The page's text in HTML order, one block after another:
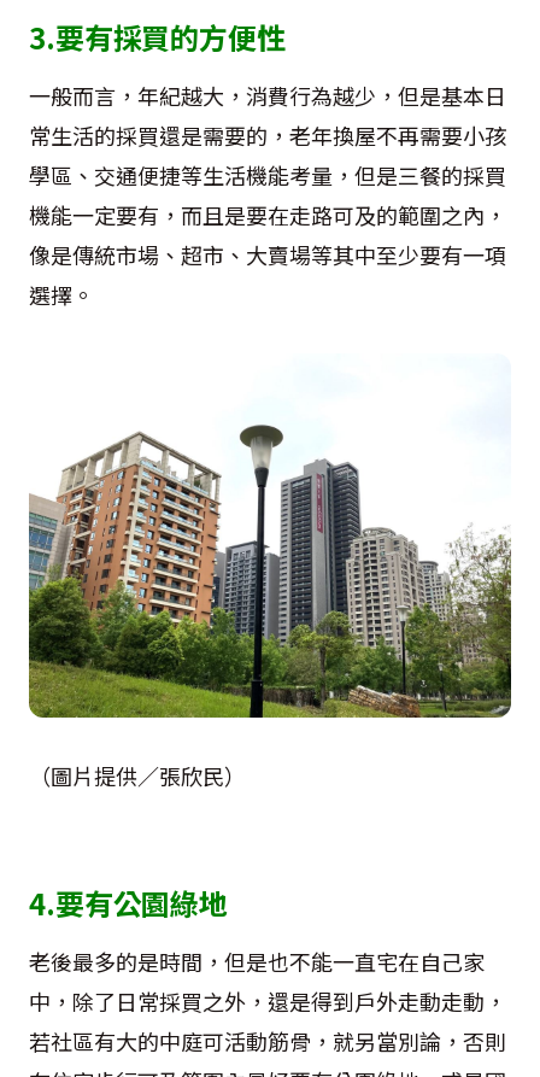
3.要有採買的方便性
一般而言，年紀越大，消費行為越少，但是基本日
常生活的採買還是需要的，老年換屋不再需要小孩
學區、交通便捷等生活機能考量，但是三餐的採買
機能一定要有，而且是要在走路可及的範圍之內，
像是傳統市場、超市、大賣場等其中至少要有一項
選擇。
（圖片提供／張欣民）
4.要有公園綠地
老後最多的是時間，但是也不能一直宅在自己家
中，除了日常採買之外，還是得到戶外走動走動，
若社區有大的中庭可活動筋骨，就另當別論，否則